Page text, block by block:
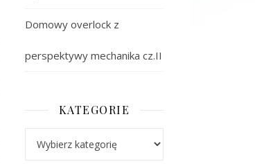
Domowy overlock z
perspektywy mechanika cz.II
KATEGORIE